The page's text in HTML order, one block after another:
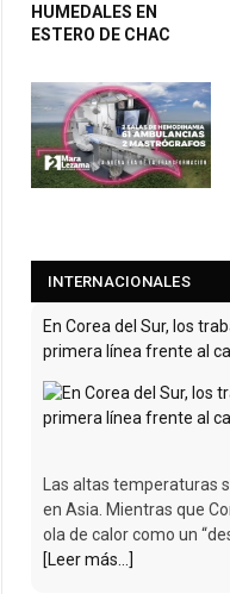
HUMEDALES EN
ESTERO DE CHAC
INTERNACIONALES
En Corea del Sur, los
primera línea frente al
Las altas temperaturas
en Asia. Mientras que
ola de calor como un
[Leer más...]